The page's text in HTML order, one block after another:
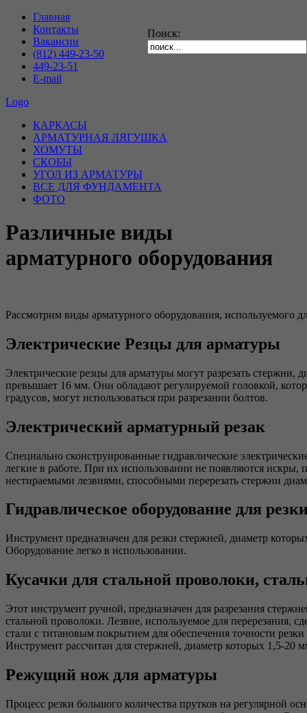
Главная
Контакты
Вакансии
(812) 449-23-50
449-23-51
E-mail
Logo
КАРКАСЫ
АРМАТУРНАЯ ЛЯГУШКА
ХОМУТЫ
СКОБЫ
УГОЛ ИЗ АРМАТУРЫ
ВСЕ ДЛЯ ФУНДАМЕНТА
ФОТО
Различные виды
арматурного оборудования
Поиск:
Рассмотрим виды арматурного оборудования, используемого
Электрические Резцы для арматуры
Электрические резцы для арматуры могут разрезать стержни,
превышает 16 мм. Они обладают регулируемой головкой,
градусов, могут использоваться при разрезании болтов.
Электрический арматурный резак
Специально сконструированные гидравлические
легкие в работе. При их использовании не появляются
нестираемыми лезвиями, способными перерезать стержни
Гидравлическое оборудование для
Инструмент предназначен для резки стержней, диаметр
Оборудование легко в использовании.
Кусачки для стальной проволоки,
Этот инструмент ручной, предназначен для разрезания
стальной проволоки. Лезвие, используемое для перерезания,
стали с титановым покрытием для обеспечения точности резки
Инструмент рассчитан для стержней, диаметр которых 1,5-20
Режущий нож для арматуры
Процесс резки большого количества прутков на регулярной